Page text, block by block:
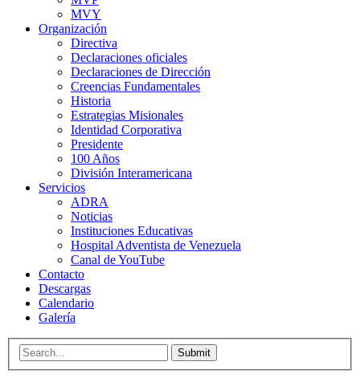
MVY
Organización
Directiva
Declaraciones oficiales
Declaraciones de Dirección
Creencias Fundamentales
Historia
Estrategias Misionales
Identidad Corporativa
Presidente
100 Años
División Interamericana
Servicios
ADRA
Noticias
Instituciones Educativas
Hospital Adventista de Venezuela
Canal de YouTube
Contacto
Descargas
Calendario
Galería
Submit